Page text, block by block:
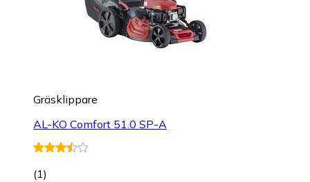
Gräsklippare
AL-KO Comfort 51.0 SP-A
(1)